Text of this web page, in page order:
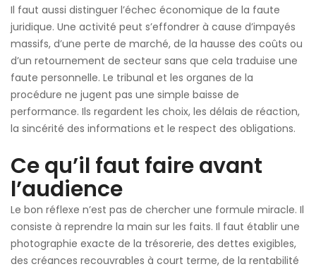
Il faut aussi distinguer l’échec économique de la faute
juridique. Une activité peut s’effondrer à cause d’impayés
massifs, d’une perte de marché, de la hausse des coûts ou
d’un retournement de secteur sans que cela traduise une
faute personnelle. Le tribunal et les organes de la
procédure ne jugent pas une simple baisse de
performance. Ils regardent les choix, les délais de réaction,
la sincérité des informations et le respect des obligations.
Ce qu’il faut faire avant
l’audience
Le bon réflexe n’est pas de chercher une formule miracle. Il
consiste à reprendre la main sur les faits. Il faut établir une
photographie exacte de la trésorerie, des dettes exigibles,
des créances recouvrables à court terme, de la rentabilité